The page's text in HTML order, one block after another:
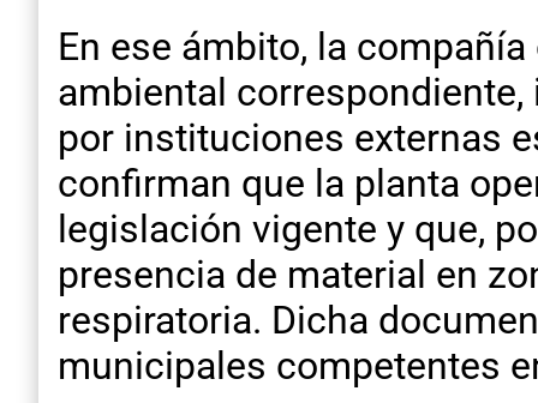
En ese ámbito, la
ambiental
por instituciones externas
confirman que la planta
legislación vigente y que,
presencia de material en
respiratoria. Dicha
municipales competentes